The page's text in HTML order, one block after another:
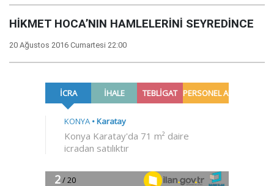
HİKMET HOCA’NIN HAMLELERİNİ SEYREDİNCE
20 Ağustos 2016 Cumartesi 22:00